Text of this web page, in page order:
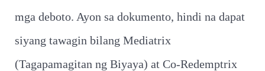
mga deboto. Ayon sa dokumento, hindi na dapat
siyang tawagin bilang Mediatrix
(Tagapamagitan ng Biyaya) at Co-Redemptrix